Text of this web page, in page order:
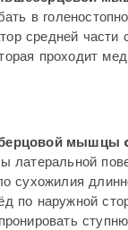
в
средней части
проходит
мышцы
латеральной
сухожилия
по наружной